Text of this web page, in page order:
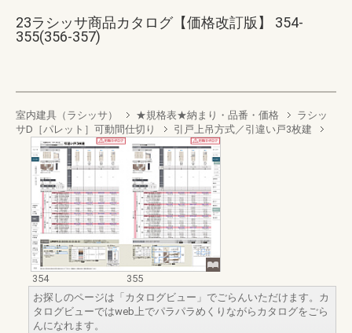
23ラシッサ商品カタログ【価格改訂版】 354-
355(356-357)
室内建具（ラシッサ） ★規格表★納まり・品番・価格
ラシッ
サD［パレット］可動間仕切り
引戸上吊方式／引違い戸3枚建
354
355
お探しのページは「カタログビュー」でごらんいただけます。カ
タログビューではweb上でパラパラめくりながらカタログをごら
んになれます。